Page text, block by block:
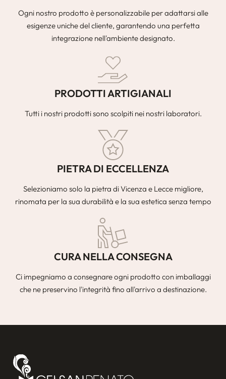
Ogni nostro prodotto è personalizzabile per adattarsi alle
esigenze uniche del cliente, garantendo una perfetta
integrazione nell'ambiente designato.
PRODOTTI ARTIGIANALI
Tutti i nostri prodotti sono scolpiti nei nostri laboratori.
PIETRA DI ECCELLENZA
Selezioniamo solo la pietra di Vicenza e Lecce migliore,
rinomata per la sua durabilità e la sua estetica senza tempo
CURA NELLA CONSEGNA
Ci impegniamo a consegnare ogni prodotto con imballaggi
che ne preservino l'integrità fino all'arrivo a destinazione.